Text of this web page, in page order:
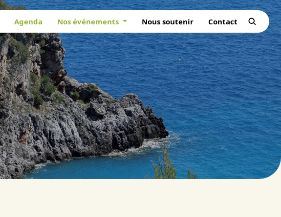
Agenda Nos événements Nous soutenir Contact